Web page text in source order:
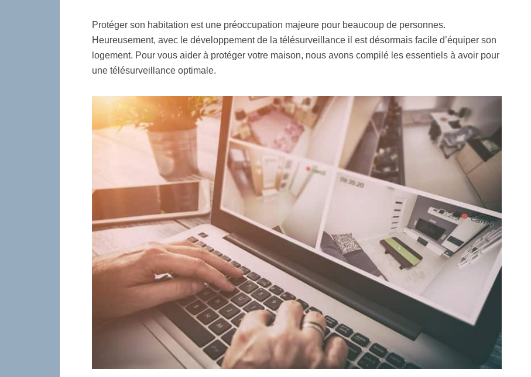
Protéger son habitation est une préoccupation majeure pour beaucoup de personnes.
Heureusement, avec le développement de la télésurveillance il est désormais facile d’équiper son
logement. Pour vous aider à protéger votre maison, nous avons compilé les essentiels à avoir pour
une télésurveillance optimale.